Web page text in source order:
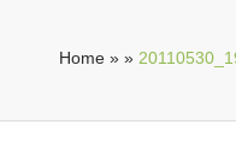
Home » »